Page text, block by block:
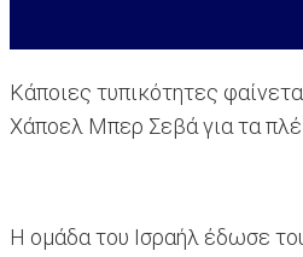
Κάποιες τυπικότητες
Χάποελ Μπερ Σεβά για τα
Η ομάδα του Ισραήλ έδωσε